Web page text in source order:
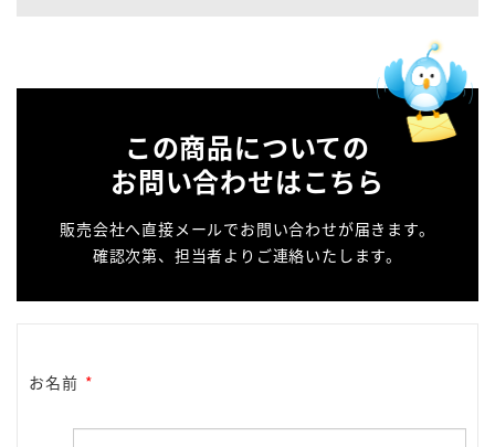
この商品についての
お問い合わせはこちら
販売会社へ直接メールでお問い合わせが届きます。
確認次第、担当者よりご連絡いたします。
お名前 *